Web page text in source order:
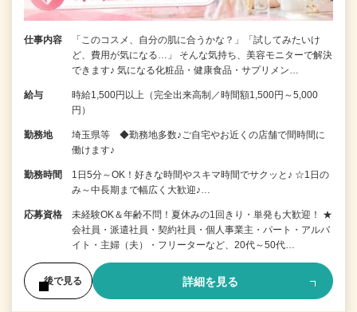
仕事内容
「このコスメ、自分の肌に合うかな？」「試してみたいけ
ど、費用が気になる…」 そんな気持ち、美容モニターで解決
できます♪ 気になる化粧品・健康食品・サプリメン…
給与
時給1,500円以上（完全出来高制／時間額1,500円～5,000
円）
勤務地
埼玉県等 ◆勤務地多数♪ご自宅やお近くの店舗で間時間に
働けます♪
勤務時間
1日5分～OK！好きな時間やスキマ時間でサクッと♪ ☆1日の
み～中長期まで幅広く大歓迎♪…
応募資格
未経験OK＆年齢不問！夏休みの1回きり・単発も大歓迎！ ★
会社員・派遣社員・契約社員・個人事業主・パート・アルバ
イト・主婦（夫）・フリーターなど、20代～50代…
後で見る 詳細を見る